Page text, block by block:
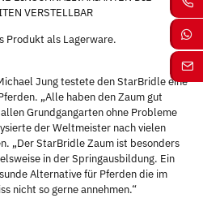
VERSTELLBAR
Produkt als Lagerware.
Jung testete den StarBridle eine
„Alle haben den Zaum gut
Grundgangarten ohne Probleme
der Weltmeister nach vielen
„Der StarBridle Zaum ist besonders
in der Springausbildung. Ein
Alternative für Pferden die im
nicht so gerne annehmen.“